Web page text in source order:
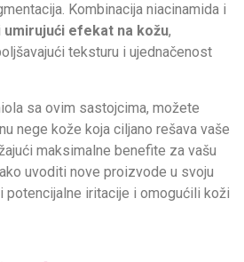
Kombinacija niacinamida i
umirujući efekat na kožu,
teksturu i ujednačenost
sa ovim sastojcima, možete
nege kože koja ciljano rešava vaše
maksimalne benefite za vašu
uvoditi nove proizvode u svoju
iritacije i omogućili koži